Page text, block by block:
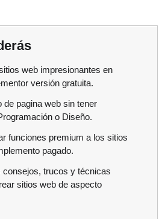
web impresionantes en
versión gratuita.
de pagina web sin tener
o Diseño.
funciones premium a los sitios
pagado.
trucos y técnicas
sitios web de aspecto